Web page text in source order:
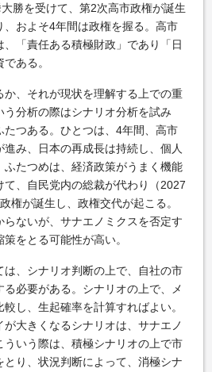
勝を受けて、第2次高市政権が誕生
、およそ4年間は政権を握る。高市
「責任ある積極財政」であり「日
ある。
、それが現状を理解する上での重
分析の際はシナリオ分析を試み
たつある。ひとつは、4年間、高市
み、日本の再成長は持続し、個人
たつめは、経済政策がうまく機能
、自民党内の総裁が代わり（2027
権が誕生し、政権交代が起こる。
らないが、サナエノミクスを否定す
をとる可能性が高い。
、シナリオ判断の上で、自社の市
必要がある。シナリオの上で、メ
し、生起確率を計算すればよい。
大きくなるシナリオは、サナエノ
ういう際は、積極シナリオの上で市
り、状況判断によって、消極シナ